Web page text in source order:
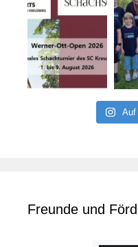
Auf
Freunde und